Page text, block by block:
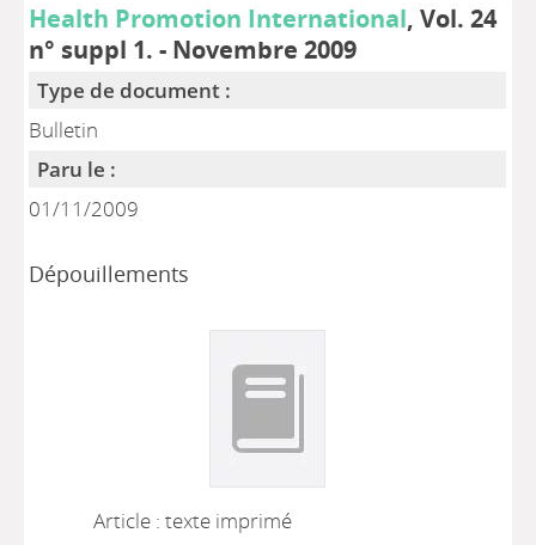
Health Promotion International, Vol. 24
n° suppl 1. - Novembre 2009
Type de document :
Bulletin
Paru le :
01/11/2009
Dépouillements
Article : texte imprimé